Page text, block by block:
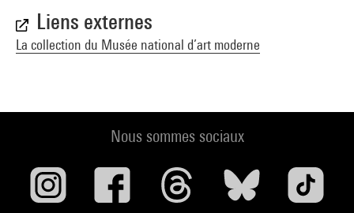
Liens externes
La collection du Musée national d’art moderne
Nous sommes sociaux